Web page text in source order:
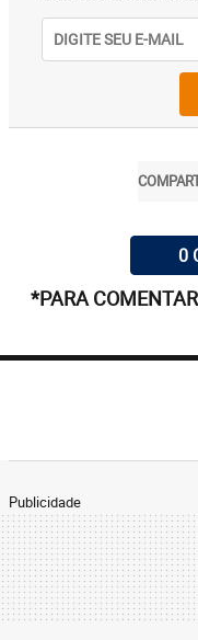
0
*PARA
Publicidade